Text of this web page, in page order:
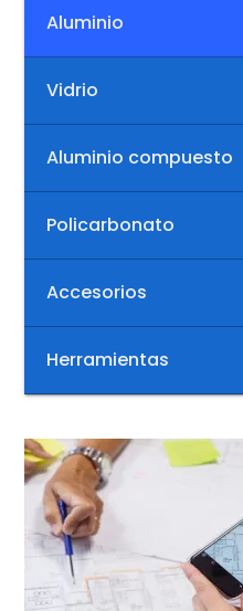
Aluminio
Vidrio
Aluminio compuesto
Policarbonato
Accesorios
Herramientas